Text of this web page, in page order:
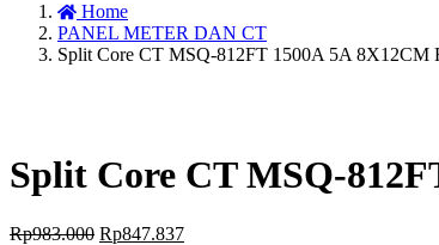
Home
PANEL METER DAN CT
Split Core CT MSQ-812FT 1500A 5A 8X12CM
Split Core CT MSQ-
Rp983.000 Rp847.837